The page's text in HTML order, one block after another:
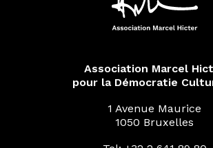
Association Marcel
pour la Démocratie
1 Avenue Maurice
1050 Bruxelles